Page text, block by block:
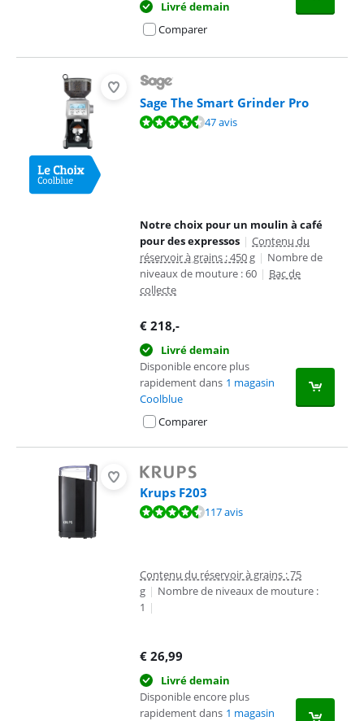
Livré demain
Comparer
Sage The Smart Grinder Pro
La note est de 9,0 sur 10, basée sur 47 avis.47 avis
Notre choix pour un moulin à café
pour des expressos | Contenu du
réservoir à grains : 450 g | Nombre de
niveaux de mouture : 60 | Bac de
collecte
€ 218,-
Livré demain
Disponible encore plus
rapidement dans 1 magasin
Coolblue
Comparer
Krups F203
La note est de 8,6 sur 10, basée sur 117 avis.117 avis
Contenu du réservoir à grains : 75
g | Nombre de niveaux de mouture :
1 |
€ 26,99
Livré demain
Disponible encore plus
rapidement dans 1 magasin